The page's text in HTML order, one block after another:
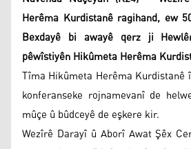
Herêma Kurdistanê ragihand, ew
Bexdayê bi awayê qerz ji
pêwîstiyên Hikûmeta Herêma
Tîma Hikûmeta Herêma Kurdistanê
konferanseke rojnamevanî de
mûçe û bûdceyê de eşkere kir.
Wezîrê Darayî û Aborî Awat Şêx